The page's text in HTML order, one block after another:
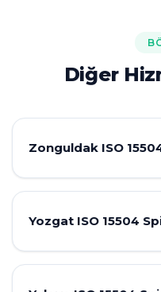
Diğer
Zonguldak ISO
Yozgat ISO 15504